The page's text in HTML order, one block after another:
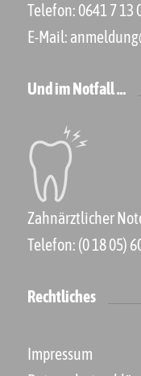
Telefon: 0641 7 13
E-Mail:
Und im Notfall …
Zahnärztlicher
Telefon: (0 18 05)
Rechtliches
Impressum